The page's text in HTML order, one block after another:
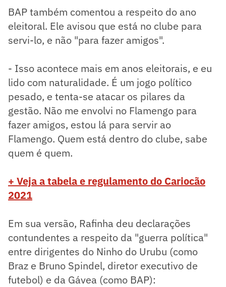
BAP também comentou a respeito do ano
eleitoral. Ele avisou que está no clube para
servi-lo, e não "para fazer amigos".
- Isso acontece mais em anos eleitorais, e eu
lido com naturalidade. É um jogo político
pesado, e tenta-se atacar os pilares da
gestão. Não me envolvi no Flamengo para
fazer amigos, estou lá para servir ao
Flamengo. Quem está dentro do clube, sabe
quem é quem.
+ Veja a tabela e regulamento do Cariocão
2021
Em sua versão, Rafinha deu declarações
contundentes a respeito da "guerra política"
entre dirigentes do Ninho do Urubu (como
Braz e Bruno Spindel, diretor executivo de
futebol) e da Gávea (como BAP):